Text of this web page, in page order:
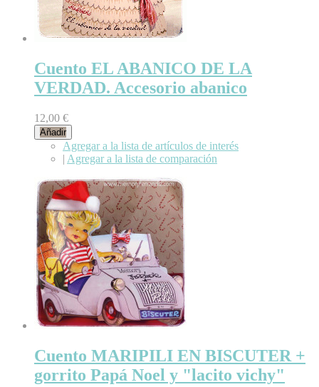
Cuento EL ABANICO DE LA
VERDAD. Accesorio abanico
12,00 €
Añadir
Agregar a la lista de artículos de interés
| Agregar a la lista de comparación
Cuento MARIPILI EN BISCUTER +
gorrito Papá Noel y "lacito vichy"